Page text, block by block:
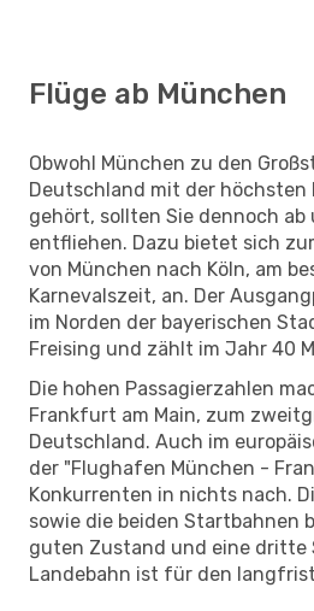
Flüge ab München
Obwohl München zu den
Deutschland mit der höchsten
gehört, sollten Sie dennoch ab
entfliehen. Dazu bietet sich
von München nach Köln, am
Karnevalszeit, an. Der
im Norden der bayerischen
Freising und zählt im Jahr 40
Die hohen Passagierzahlen
Frankfurt am Main, zum
Deutschland. Auch im
der "Flughafen München -
Konkurrenten in nichts nach.
sowie die beiden Startbahnen
guten Zustand und eine dritte
Landebahn ist für den